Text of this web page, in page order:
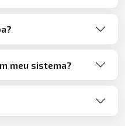
meu sistema?